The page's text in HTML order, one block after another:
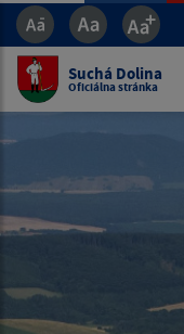
Suchá Dolina
Oficiálna stránka